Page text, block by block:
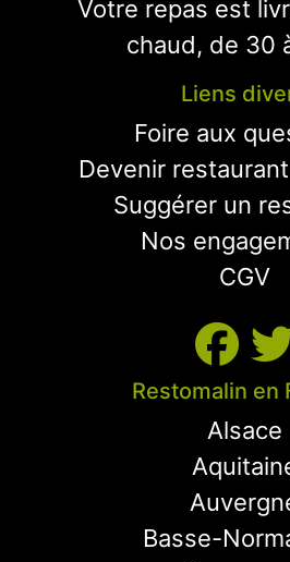
Votre repas est
chaud, de 30
Liens
Foire aux
Devenir
Suggérer un
Nos
CGV
Restomalin en
Alsace
Basse-